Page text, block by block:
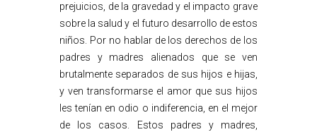
prejuicios, de la gravedad y el impacto grave
sobre la salud y el futuro desarrollo de estos
niños. Por no hablar de los derechos de los
padres y madres alienados que se ven
brutalmente separados de sus hijos e hijas,
y ven transformarse el amor que sus hijos
les tenían en odio o indiferencia, en el mejor
de los casos. Estos padres y madres,